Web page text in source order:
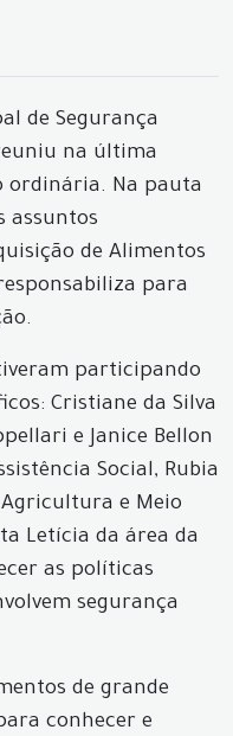
de Segurança
na última
ordinária. Na pauta
assuntos
de Alimentos
para
participando
Cristiane da Silva
e Janice Bellon
Social, Rubia
e Meio
Letícia da área da
as políticas
segurança
de grande
conhecer e